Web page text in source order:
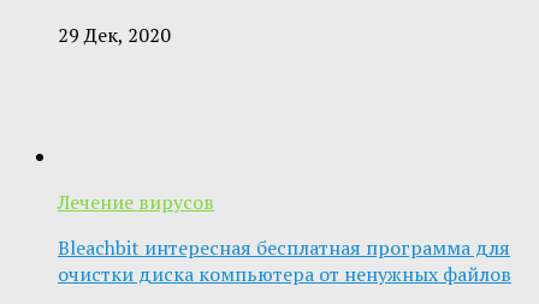
29 Дек, 2020
Лечение вирусов
Bleachbit интересная бесплатная программа для
очистки диска компьютера от ненужных файлов